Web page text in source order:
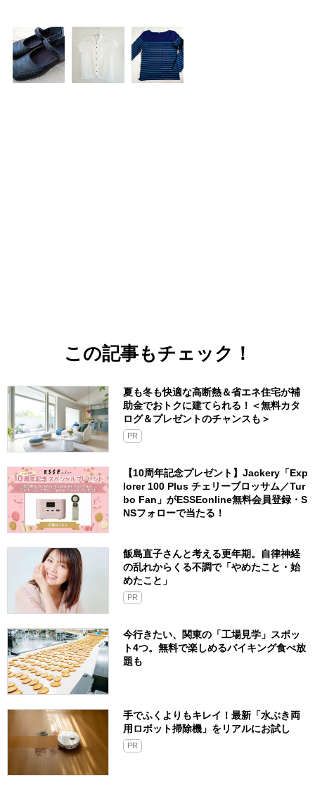
この記事もチェック！
夏も冬も快適な高断熱＆省エネ住宅が補
助金でおトクに建てられる！＜無料カタ
ログ＆プレゼントのチャンスも＞
PR
【10周年記念プレゼント】Jackery「Exp
lorer 100 Plus チェリーブロッサム／Tur
bo Fan」がESSEonline無料会員登録・S
NSフォローで当たる！
飯島直子さんと考える更年期。自律神経
の乱れからくる不調で「やめたこと・始
めたこと」
PR
今行きたい、関東の「工場見学」スポッ
ト4つ。無料で楽しめるバイキング食べ放
題も
手でふくよりもキレイ！最新「水ぶき両
用ロボット掃除機」をリアルにお試し
PR